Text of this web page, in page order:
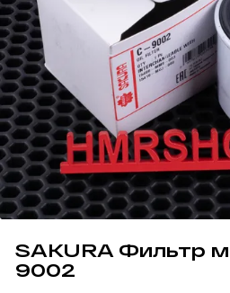
SAKURA Фильтр
9002